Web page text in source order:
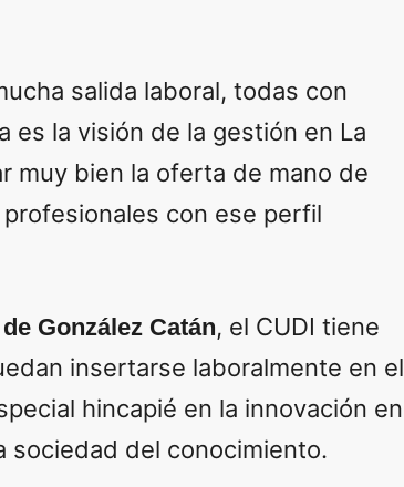
salida laboral, todas con
es la visión de la gestión en La
muy bien la oferta de mano de
con ese perfil
González Catán, el CUDI tiene
insertarse laboralmente en el
hincapié en la innovación en
sociedad del conocimiento.